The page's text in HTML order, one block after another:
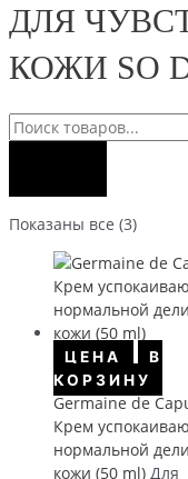
ц
е
н
а
ДЛЯ
КОЖИ SO
Поиск
товаров
Показаны все (3)
ЦЕНА
В
КОРЗИНУ
Germaine de
Крем
нормальной
кожи (50 ml) Для